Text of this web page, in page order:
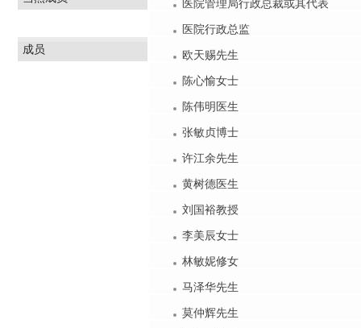
医院管理局行政总裁或其代表
医院行政总监
成员
欧天赐先生
陈心愉女士
陈伟明医生
张敏贞博士
许江余先生
黄树德医生
刘国裕教授
李美辰女士
林敏妮修女
马泽华先生
莫仲辉先生